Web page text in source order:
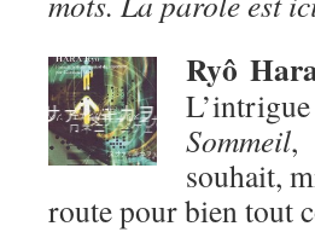
Ryô
Sommeil,
souhait,
route pour bien tout